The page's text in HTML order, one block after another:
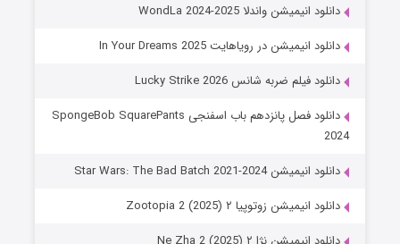
دانلود انیمیشن واندلا WondLa 2024-2025
دانلود انیمیشن در رویاهایت In Your Dreams 2025
دانلود فیلم ضربه شانس Lucky Strike 2026
دانلود فصل پانزدهم باب اسفنجی SpongeBob SquarePants
2024
دانلود انیمیشن Star Wars: The Bad Batch 2021-2024
دانلود انیمیشن زوتوپیا ۲ Zootopia 2 (2025)